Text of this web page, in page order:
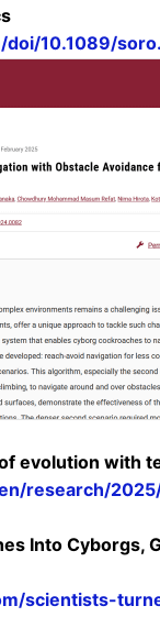
10.1089/
evolution with
research/2025/
Into Cyborgs,
scientists-